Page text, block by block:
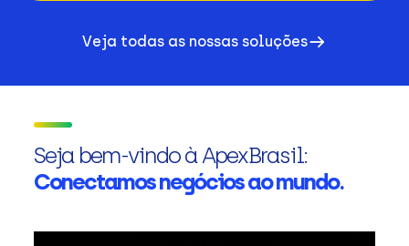
Veja todas as nossas soluções
Seja bem-vindo à ApexBrasil:
Conectamos negócios ao mundo.